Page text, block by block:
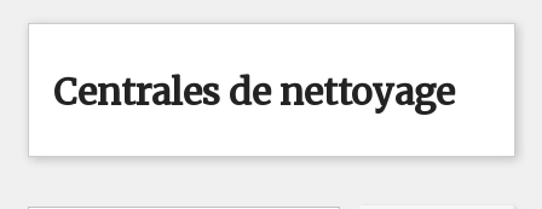
Centrales de nettoyage